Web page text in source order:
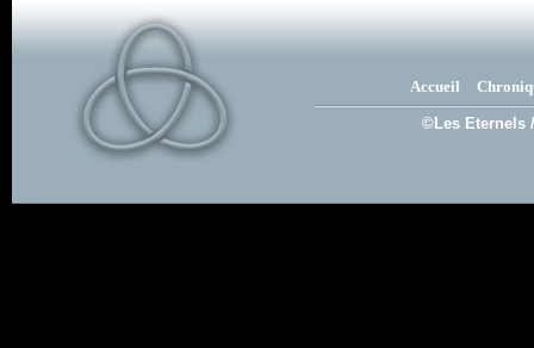
Accueil
©Les Eternels